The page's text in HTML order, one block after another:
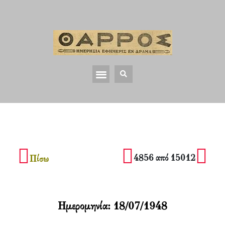
Πίσω 4856 από 15012
Ημερομηνία: 18/07/1948